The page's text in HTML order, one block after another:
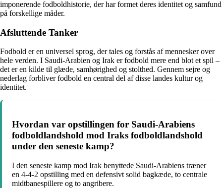
imponerende fodboldhistorie, der har formet deres identitet og samfund
på forskellige måder.
Afsluttende Tanker
Fodbold er en universel sprog, der tales og forstås af mennesker over
hele verden. I Saudi-Arabien og Irak er fodbold mere end blot et spil –
det er en kilde til glæde, samhørighed og stolthed. Gennem sejre og
nederlag forbliver fodbold en central del af disse landes kultur og
identitet.
Hvordan var opstillingen for Saudi-Arabiens
fodboldlandshold mod Iraks fodboldlandshold
under den seneste kamp?
I den seneste kamp mod Irak benyttede Saudi-Arabiens træner
en 4-4-2 opstilling med en defensivt solid bagkæde, to centrale
midtbanespillere og to angribere.